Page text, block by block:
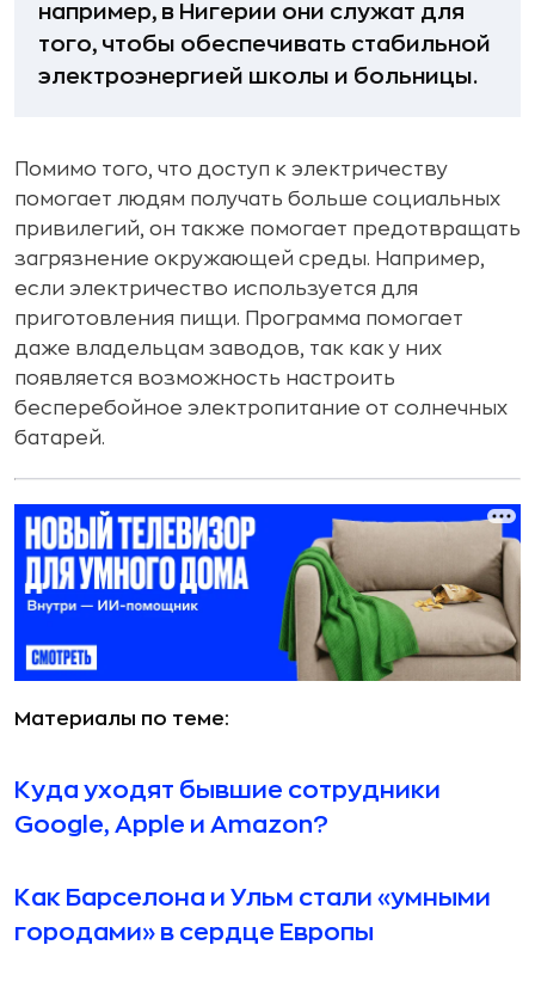
например, в Нигерии они служат для
того, чтобы обеспечивать стабильной
электроэнергией школы и больницы.
Помимо того, что доступ к электричеству
помогает людям получать больше социальных
привилегий, он также помогает предотвращать
загрязнение окружающей среды. Например,
если электричество используется для
приготовления пищи. Программа помогает
даже владельцам заводов, так как у них
появляется возможность настроить
бесперебойное электропитание от солнечных
батарей.
Материалы по теме:
Куда уходят бывшие сотрудники
Google, Apple и Amazon?
Как Барселона и Ульм стали «умными
городами» в сердце Европы